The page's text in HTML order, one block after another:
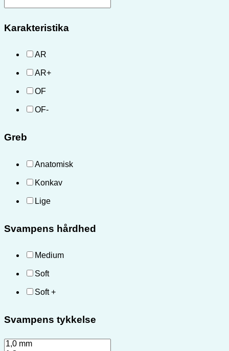
Karakteristika
AR
AR+
OF
OF-
Greb
Anatomisk
Konkav
Lige
Svampens hårdhed
Medium
Soft
Soft +
Svampens tykkelse